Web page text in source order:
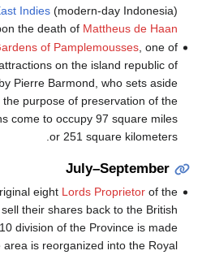
Indies(modern-day Indonesia)
the death of Mattheus de Haan
of Pamplemousses, one of
on the island republic of
Pierre Barmond, who sets aside
purpose of preservation of the
come to occupy 97 square miles
or 251 square kilometers.
July–September
eight Lords Proprietorof the
sell their shares back to the British
division of the Province is made
is reorganized into the Royal